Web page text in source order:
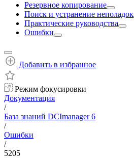
Резервное копирование
Поиск и устранение неполадок
Практические руководства
Ошибки
Добавить в избранное
Режим фокусировки
Документация
/
База знаний DCImanager 6
/
Ошибки
/
5205